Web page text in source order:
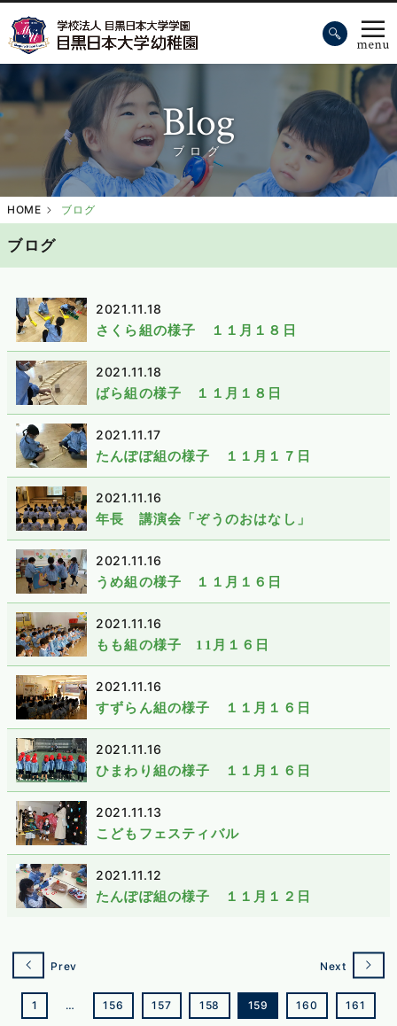
Blog
ブログ
HOME ブログ
ブログ
2021.11.18
さくら組の様子 １１月１８日
2021.11.18
ばら組の様子 １１月１８日
2021.11.17
たんぽぽ組の様子 １１月１７日
2021.11.16
年長 講演会「ぞうのおはなし」
2021.11.16
うめ組の様子 １１月１６日
2021.11.16
もも組の様子 11月１６日
2021.11.16
すずらん組の様子 １１月１６日
2021.11.16
ひまわり組の様子 １１月１６日
2021.11.13
こどもフェスティバル
2021.11.12
たんぽぽ組の様子 １１月１２日
Prev
1 … 156 157 158 159 160 161
Next